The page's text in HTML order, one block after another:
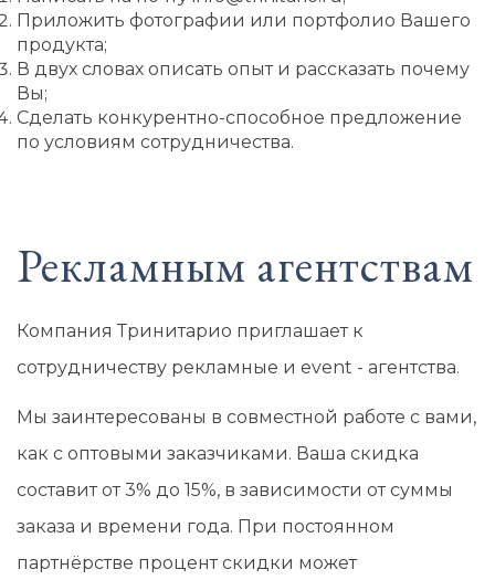
Приложить фотографии или портфолио Вашего
продукта;
В двух словах описать опыт и рассказать почему
Вы;
Сделать конкурентно-способное предложение
по условиям сотрудничества.
Рекламным агентствам
Компания Тринитарио приглашает к
сотрудничеству рекламные и event - агентства.
Мы заинтересованы в совместной работе c вами,
как с оптовыми заказчиками. Ваша скидка
составит от 3% до 15%, в зависимости от суммы
заказа и времени года. При постоянном
партнёрстве процент скидки может